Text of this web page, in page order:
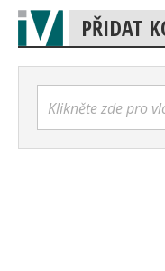
PŘIDAT
Klikněte zde pro